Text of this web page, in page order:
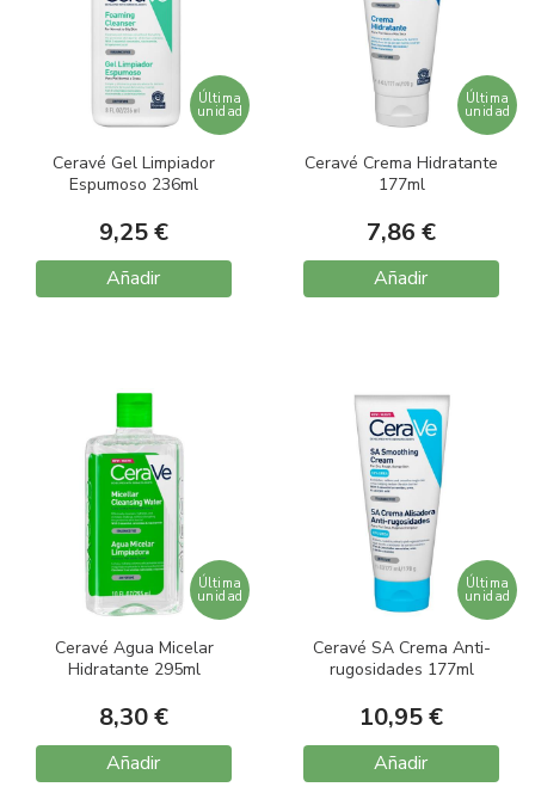
Última
unidad
Ceravé Gel Limpiador
Espumoso 236ml
9,25 €
Añadir
Última
unidad
Ceravé Crema Hidratante
177ml
7,86 €
Añadir
Última
unidad
Ceravé Agua Micelar
Hidratante 295ml
8,30 €
Añadir
Última
unidad
Ceravé SA Crema Anti-
rugosidades 177ml
10,95 €
Añadir